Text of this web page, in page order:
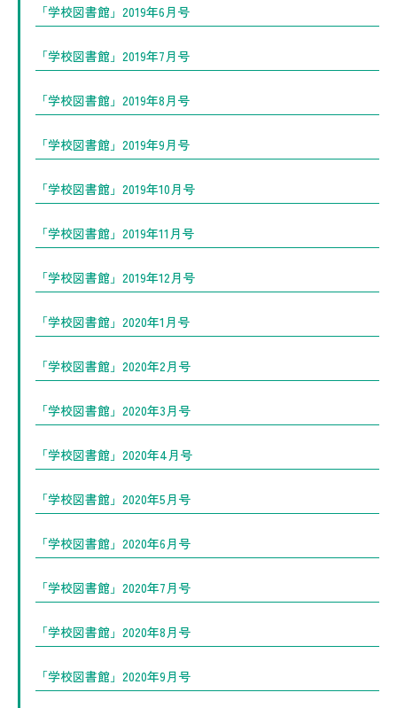
「学校図書館」2019年6月号
「学校図書館」2019年7月号
「学校図書館」2019年8月号
「学校図書館」2019年9月号
「学校図書館」2019年10月号
「学校図書館」2019年11月号
「学校図書館」2019年12月号
「学校図書館」2020年1月号
「学校図書館」2020年2月号
「学校図書館」2020年3月号
「学校図書館」2020年4月号
「学校図書館」2020年5月号
「学校図書館」2020年6月号
「学校図書館」2020年7月号
「学校図書館」2020年8月号
「学校図書館」2020年9月号